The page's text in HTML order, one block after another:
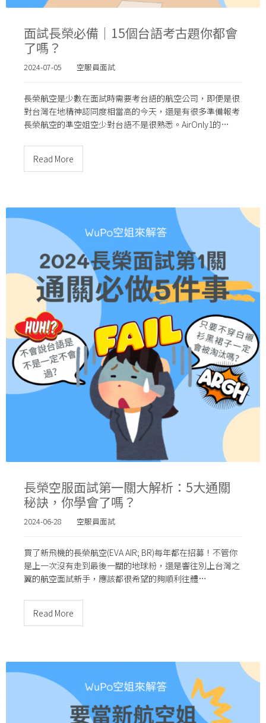
面試長榮必備｜15個台語考古題你都會
了嗎？
2024-07-05 空服員面試
長榮航空是少數在面試時需要考台語的航空公司，即便是很
對台灣在地精神認同度相當高的今天，還是有很多準備報考
長榮航空的準空姐空少對台語不是很熟悉。AirOnly1的…
Read More
長榮空服面試第一關大解析：5大通關
秘訣，你學會了嗎？
2024-06-28 空服員面試
買了新飛機的長榮航空(EVA AIR; BR)每年都在招募！不管你
是上一次沒有走到最後一關的地球粉，還是響往別上台灣之
翼的航空面試新手，應該都很希望的夠順利往體…
Read More